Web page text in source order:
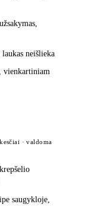
neišlieka
vienkartiniam
· valdoma
saugykloje,